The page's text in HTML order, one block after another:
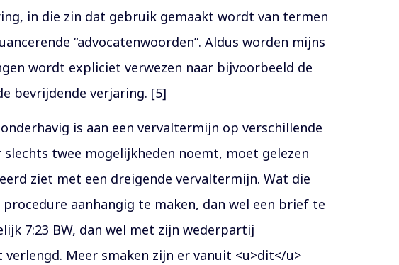
in die zin dat gebruik gemaakt wordt van termen
“advocatenwoorden”. Aldus worden mijns
wordt expliciet verwezen naar bijvoorbeeld de
bevrijdende verjaring. [5]
is aan een vervaltermijn op verschillende
twee mogelijkheden noemt, moet gelezen
ziet met een dreigende vervaltermijn. Wat die
aanhangig te maken, dan wel een brief te
7:23 BW, dan wel met zijn wederpartij
Meer smaken zijn er vanuit <u>dit</u>